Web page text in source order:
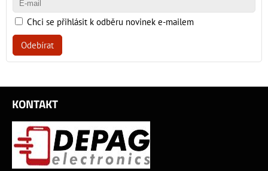
Chci se přihlásit k odběru novinek e-mailem
Odebírat
KONTAKT